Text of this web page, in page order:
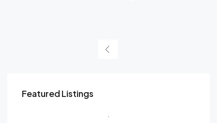
Featured Listings